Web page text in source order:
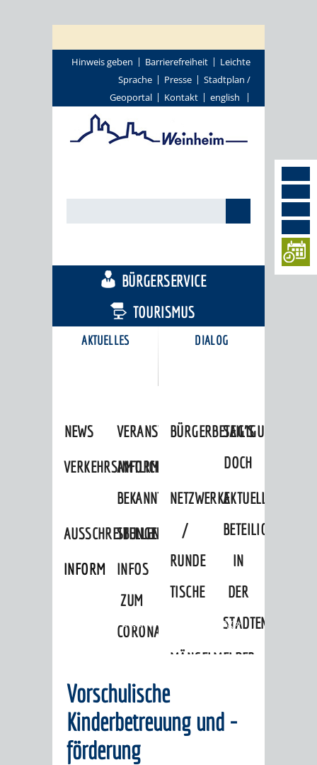
Hinweis geben Barrierefreiheit
Leichte
Sprache
Presse
Stadtplan /
Geoportal
Kontakt english
AKTUELLES
NEWS
VERANSTALTUNGSKALENDER
VERKEHRSINFORMATIONEN
AMTLICHE
BEKANNTMACHUNGEN
AUSSCHREIBUNGEN
INFORMATIONSPFLICHTEN
STELLENANGEBOTE
INFOS
ZUM
CORONAVIRUS
ZUR
UKRAINE
DIALOG
BÜRGERBETEILIGUNG
SAG'S
DOCH
NETZWERKE
/
RUNDE
TISCHE
AKTUELLE
BETEILIGUNGEN
IN
DER
MÄNGELMELDER
BÜRGERSERVICE
TOURISMUS
KARRIEREPORTAL
»Stadtthemen Bildung»
Kinderbetreuung
Vorschulische
Kinderbetreuung und -
förderung